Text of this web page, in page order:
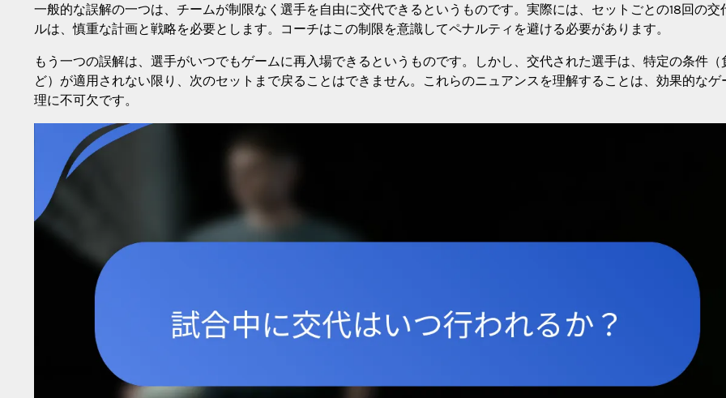
一般的な誤解の一つは、チームが制限なく選手を自由に交代できるというものです。実際には、セットごとの18回の交
ルは、慎重な計画と戦略を必要とします。コーチはこの制限を意識してペナルティを避ける必要があります。
もう一つの誤解は、選手がいつでもゲームに再入場できるというものです。しかし、交代された選手は、特定の条件（
ど）が適用されない限り、次のセットまで戻ることはできません。これらのニュアンスを理解することは、効果的なゲ
理に不可欠です。